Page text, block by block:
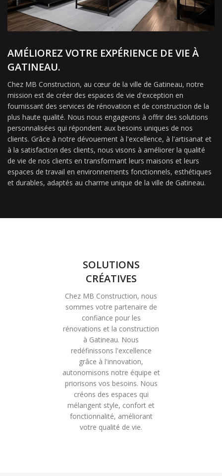
AMÉLIOREZ VOTRE EXPÉRIENCE DE VIE À
GATINEAU.
Chez MB Construction, au cœur de la ville de Gatineau, notre
mission est de créer des espaces de vie d'exception en
fournissant des services de rénovation et de construction de la
plus haute qualité. Nous nous engageons à offrir des solutions
personnalisées qui répondent aux besoins uniques de nos
clients. Grâce à notre dévouement à l'excellence, à l'artisanat et
à la satisfaction des clients, nous visons à améliorer la qualité
de vie de nos clients en transformant leurs maisons et leurs
espaces de travail en environnements fonctionnels, esthétiques
et durables, adaptés au charme unique de la ville de Gatineau.
SOLUTIONS
CRÉATIVES
Chez MB Construction, nous
sommes votre partenaire de
confiance pour les
rénovations et la construction
à Gatineau. Nous
redéfinissons l'excellence
grâce à l'innovation,
autonomisons notre équipe et
priorisons vos besoins. Nous
créons des espaces qui
mélangent style, confort et
fonctionnalité, améliorant
votre qualité de vie.